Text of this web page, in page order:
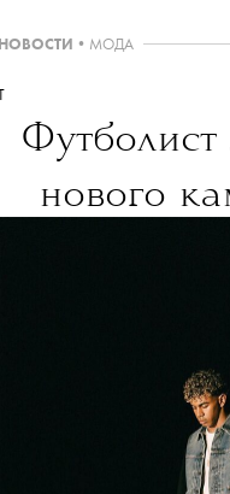
НОВОСТИ • МОДА
Футболист
нового